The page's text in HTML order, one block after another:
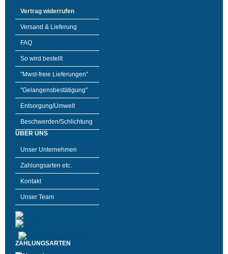
Vertrag widerrufen
Versand & Lieferung
FAQ
So wird bestellt
"Mwst-freie Lieferungen"
"Gelangensbestätigung"
Entsorgung/Umwelt
Beschwerden/Schlichtung
ÜBER UNS
Unser Unternehmen
Zahlungsarten etc.
Kontakt
Unser Team
ZAHLUNGSARTEN